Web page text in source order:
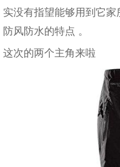
实没有指望能够用到它
防风防水的特点 。
这次的两个主角来啦